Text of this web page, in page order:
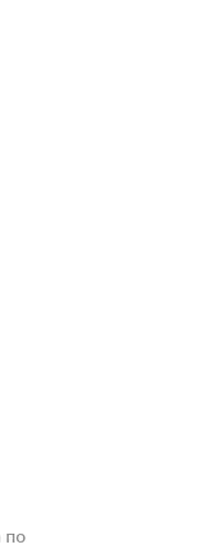
по